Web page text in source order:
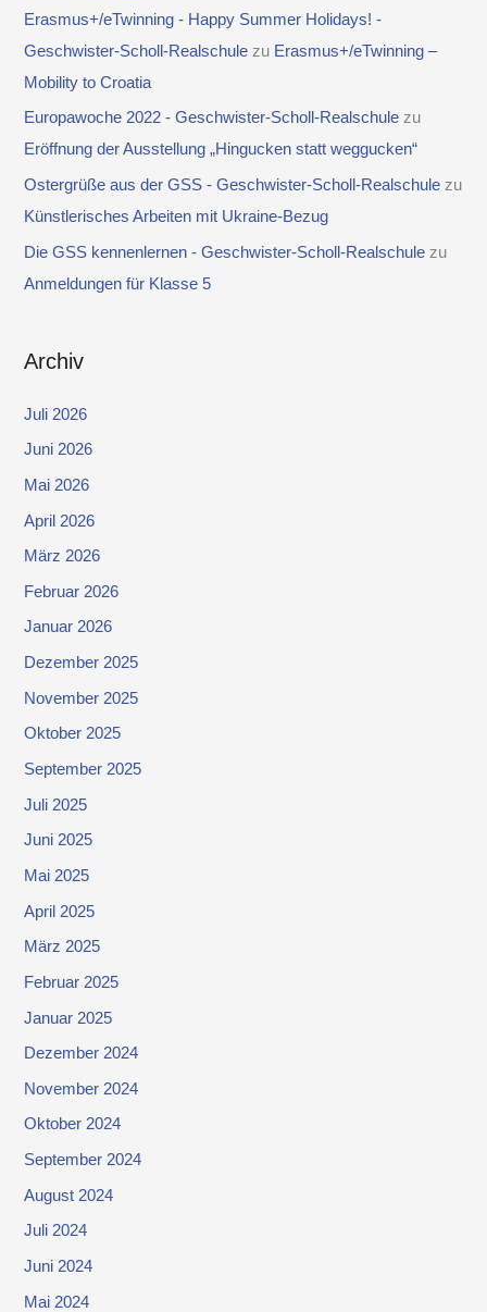
Erasmus+/eTwinning - Happy Summer Holidays! -
Geschwister-Scholl-Realschule zu Erasmus+/eTwinning –
Mobility to Croatia
Europawoche 2022 - Geschwister-Scholl-Realschule zu
Eröffnung der Ausstellung „Hingucken statt weggucken“
Ostergrüße aus der GSS - Geschwister-Scholl-Realschule zu
Künstlerisches Arbeiten mit Ukraine-Bezug
Die GSS kennenlernen - Geschwister-Scholl-Realschule zu
Anmeldungen für Klasse 5
Archiv
Juli 2026
Juni 2026
Mai 2026
April 2026
März 2026
Februar 2026
Januar 2026
Dezember 2025
November 2025
Oktober 2025
September 2025
Juli 2025
Juni 2025
Mai 2025
April 2025
März 2025
Februar 2025
Januar 2025
Dezember 2024
November 2024
Oktober 2024
September 2024
August 2024
Juli 2024
Juni 2024
Mai 2024